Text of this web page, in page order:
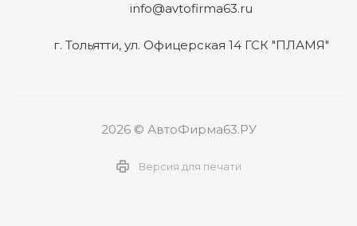
info@avtofirma63.ru
г. Тольятти, ул. Офицерская 14 ГСК "ПЛАМЯ"
2026 © АвтоФирма63.РУ
Версия для печати